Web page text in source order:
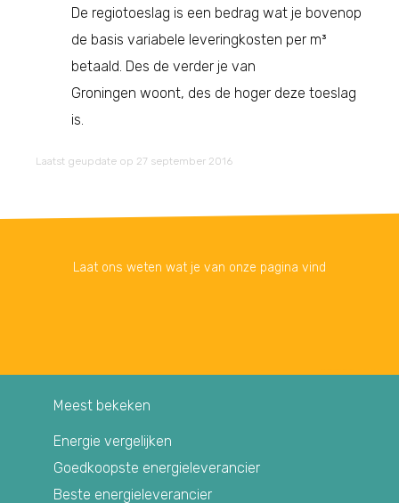
De regiotoeslag is een bedrag wat je bovenop
de basis variabele leveringkosten per m³
betaald. Des de verder je van
Groningen woont, des de hoger deze toeslag
is.
Laatst geupdate op 27 september 2016
Laat ons weten wat je van onze pagina vind
Meest bekeken
Energie vergelijken
Goedkoopste energieleverancier
Beste energieleverancier